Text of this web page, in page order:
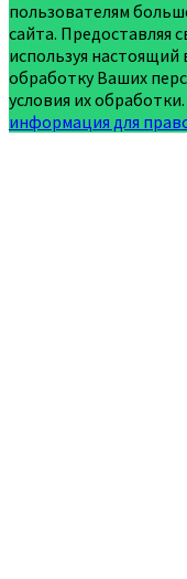
пользователям
сайта. Предоставляя
используя настоящий
обработку Ваших
условия их обработки.
информация для